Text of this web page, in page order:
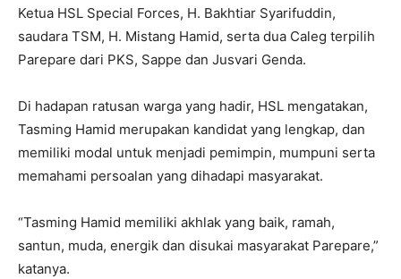
Ketua HSL Special Forces, H. Bakhtiar Syarifuddin,
saudara TSM, H. Mistang Hamid, serta dua Caleg terpilih
Parepare dari PKS, Sappe dan Jusvari Genda.
Di hadapan ratusan warga yang hadir, HSL mengatakan,
Tasming Hamid merupakan kandidat yang lengkap, dan
memiliki modal untuk menjadi pemimpin, mumpuni serta
memahami persoalan yang dihadapi masyarakat.
“Tasming Hamid memiliki akhlak yang baik, ramah,
santun, muda, energik dan disukai masyarakat Parepare,”
katanya.